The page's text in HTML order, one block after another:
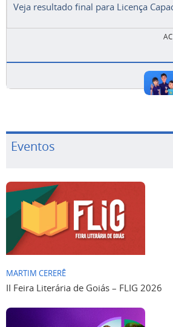
Veja resultado final para Licença
Eventos
MARTIM CERERÊ
II Feira Literária de Goiás – FLIG 2026